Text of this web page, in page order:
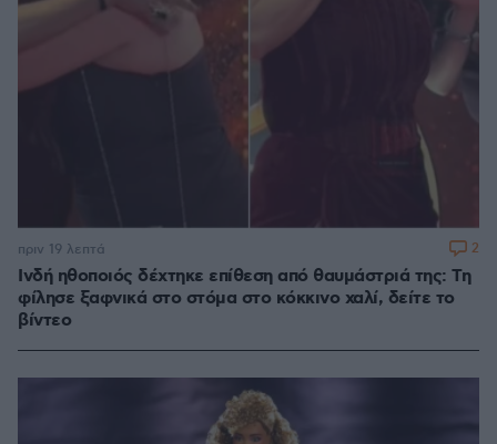
Ινδή ηθοποιός δέχτηκε επίθεση από θαυμάστριά της: Τη
φίλησε ξαφνικά στο στόμα στο κόκκινο χαλί, δείτε το
βίντεο
πριν 19 λεπτά 2